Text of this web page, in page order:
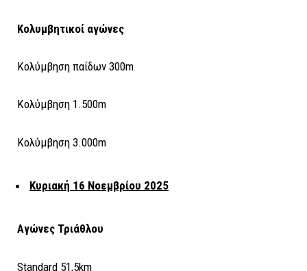
Κολυμβητικοί αγώνες
Κολύμβηση παίδων 300m
Κολύμβηση 1.500m
Κολύμβηση 3.000m
Κυριακή 16 Νοεμβρίου 2025
Αγώνες Τριάθλου
Standard 51,5km